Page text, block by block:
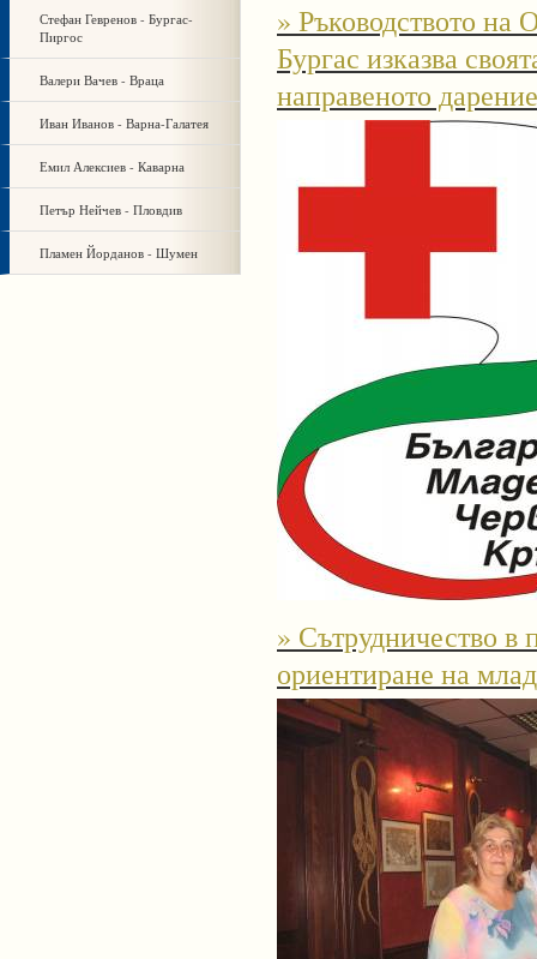
Стефан Гевренов - Бургас-
Пиргос
Валери Вачев - Враца
Иван Иванов - Варна-Галатея
Емил Алексиев - Каварна
Петър Нейчев - Пловдив
Пламен Йорданов - Шумен
» Ръководството на
Бургас изказва
направеното дарение
» Сътрудничество в
ориентиране на